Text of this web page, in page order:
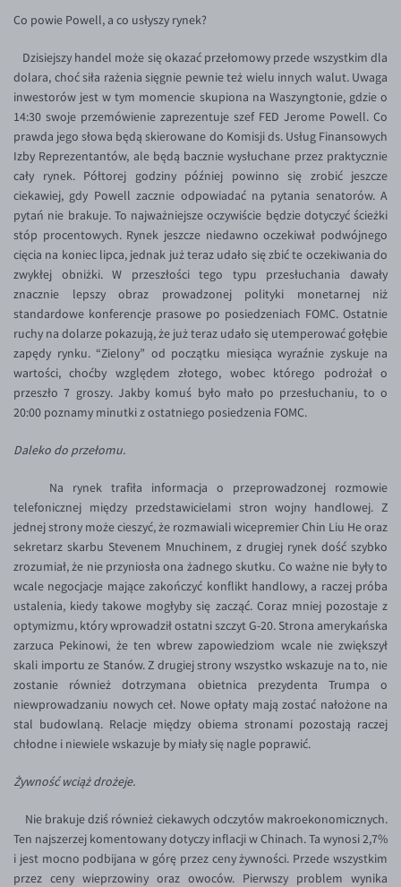
Inne pary walutowe
BGN/PLN
CAD/PLN
CNY/PLN
HKD/PLN
HUF/PLN
ILS/PLN
JPY/PLN
NZD/PLN
RON/PLN
SGD/PLN
TRY/PLN
ZAR/PLN
EUR/GBP
EUR/CHF
EUR/CZK
EUR/DKK
EUR/NOK
EUR/SEK
EUR/AUD
EUR/BGN
EUR/CAD
EUR/CNY
EUR/HKD
EUR/HUF
EUR/ILS
EUR/JPY
EUR/NZD
Aplikacja mobilna
Pomoc
Pomoc
FAQ
Konto i opłaty
Wymiana walut
Banki i przelewy
Przelewy zagraniczne
Słowniczek
Poradnik
Kontakt
Dla mediów
PL
Co powie Powell, a co usłyszy rynek?
Dzisiejszy handel może się okazać przełomowy przede wszystkim dla
dolara, choć siła rażenia sięgnie pewnie też wielu innych walut. Uwaga
inwestorów jest w tym momencie skupiona na Waszyngtonie, gdzie o
14:30 swoje przemówienie zaprezentuje szef FED Jerome Powell. Co
prawda jego słowa będą skierowane do Komisji ds. Usług Finansowych
Izby Reprezentantów, ale będą bacznie wysłuchane przez praktycznie
cały rynek. Półtorej godziny później powinno się zrobić jeszcze
ciekawiej, gdy Powell zacznie odpowiadać na pytania senatorów. A
pytań nie brakuje. To najważniejsze oczywiście będzie dotyczyć ścieżki
stóp procentowych. Rynek jeszcze niedawno oczekiwał podwójnego
cięcia na koniec lipca, jednak już teraz udało się zbić te oczekiwania do
zwykłej obniżki. W przeszłości tego typu przesłuchania dawały
znacznie lepszy obraz prowadzonej polityki monetarnej niż
standardowe konferencje prasowe po posiedzeniach FOMC. Ostatnie
ruchy na dolarze pokazują, że już teraz udało się utemperować gołębie
zapędy rynku. “Zielony” od początku miesiąca wyraźnie zyskuje na
wartości, choćby względem złotego, wobec którego podrożał o
przeszło 7 groszy. Jakby komuś było mało po przesłuchaniu, to o
20:00 poznamy minutki z ostatniego posiedzenia FOMC.
Daleko do przełomu.
Na rynek trafiła informacja o przeprowadzonej rozmowie
telefonicznej między przedstawicielami stron wojny handlowej. Z
jednej strony może cieszyć, że rozmawiali wicepremier Chin Liu He oraz
sekretarz skarbu Stevenem Mnuchinem, z drugiej rynek dość szybko
zrozumiał, że nie przyniosła ona żadnego skutku. Co ważne nie były to
wcale negocjacje mające zakończyć konflikt handlowy, a raczej próba
ustalenia, kiedy takowe mogłyby się zacząć. Coraz mniej pozostaje z
optymizmu, który wprowadził ostatni szczyt G-20. Strona amerykańska
zarzuca Pekinowi, że ten wbrew zapowiedziom wcale nie zwiększył
skali importu ze Stanów. Z drugiej strony wszystko wskazuje na to, nie
zostanie również dotrzymana obietnica prezydenta Trumpa o
niewprowadzaniu nowych ceł. Nowe opłaty mają zostać nałożone na
stal budowlaną. Relacje między obiema stronami pozostają raczej
chłodne i niewiele wskazuje by miały się nagle poprawić.
Żywność wciąż drożeje.
Nie brakuje dziś również ciekawych odczytów makroekonomicznych.
Ten najszerzej komentowany dotyczy inflacji w Chinach. Ta wynosi 2,7%
i jest mocno podbijana w górę przez ceny żywności. Przede wszystkim
przez ceny wieprzowiny oraz owoców. Pierwszy problem wynika